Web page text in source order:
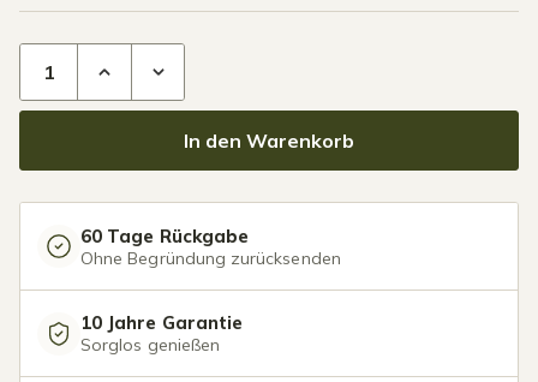
In den Warenkorb
60 Tage Rückgabe
Ohne Begründung zurücksenden
10 Jahre Garantie
Sorglos genießen